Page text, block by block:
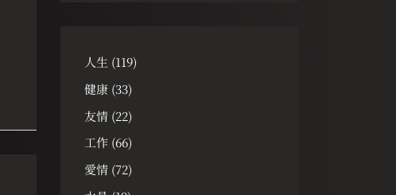
人生 (119)
健康(33)
友情(22)
工作(66)
愛情(72)